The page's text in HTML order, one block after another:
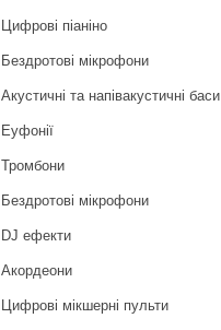
Цифрові піаніно
Бездротові мікрофони
Акустичні та напівакустичні баси
Еуфонії
Тромбони
Бездротові мікрофони
DJ ефекти
Акордеони
Цифрові мікшерні пульти